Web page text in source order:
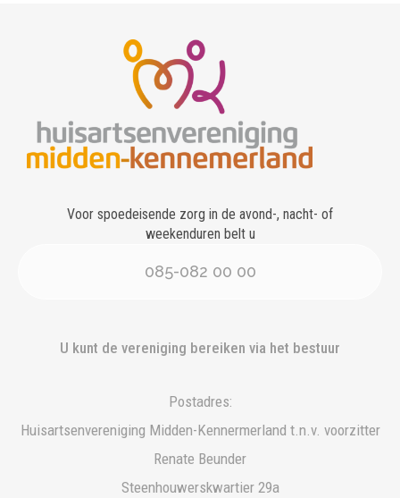
Voor spoedeisende zorg in de avond-, nacht- of
weekenduren belt u
085-082 00 00
U kunt de vereniging bereiken via het bestuur
Postadres:
Huisartsenvereniging Midden-Kennermerland t.n.v. voorzitter
Renate Beunder
Steenhouwerskwartier 29a